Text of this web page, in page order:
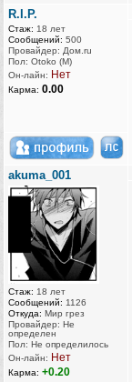
R.I.P.
Стаж: 18 лет
Сообщений: 500
Провайдер: Дом.ru
Пол: Otoko (M)
Он-лайн: Нет
Карма: 0.00
akuma_001
Стаж: 18 лет
Сообщений: 1126
Откуда: Мир грез
Провайдер: Не
определен
Пол: Не определилось
Он-лайн: Нет
Карма: +0.20